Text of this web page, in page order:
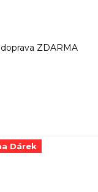
ZDARMA
Dárek